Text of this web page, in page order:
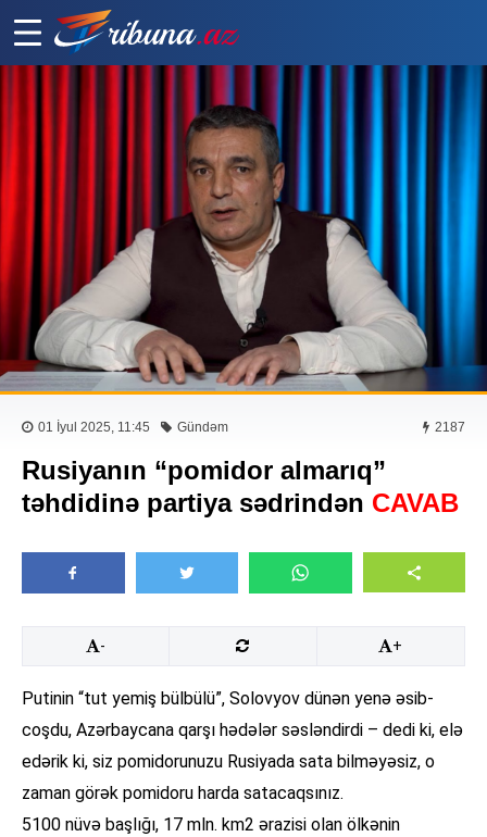
01 İyul 2025, 11:45 Gündəm 2187
Rusiyanın “pomidor almarıq”
təhdidinə partiya sədrindən CAVAB
- +
Putinin “tut yemiş bülbülü”, Solovyov dünən yenə əsib-
coşdu, Azərbaycana qarşı hədələr səsləndirdi – dedi ki, elə
edərik ki, siz pomidorunuzu Rusiyada sata bilməyəsiz, o
zaman görək pomidoru harda satacaqsınız.
5100 nüvə başlığı, 17 mln. km2 ərazisi olan ölkənin